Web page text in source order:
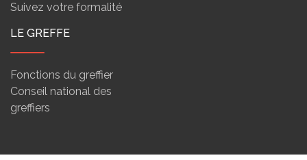
Suivez votre formalité
LE GREFFE
Fonctions du greffier
Conseil national des
greffiers